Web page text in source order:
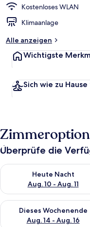
r
Kostenloses WLAN
Klimaanlage
Alle anzeigen
Wichtigste
Sich wie zu
Überprüfe die
Heute Nacht
Aug. 10 - Aug. 11
Überprüfe die
Dieses Wochenende
Aug. 14 - Aug. 16
Überprüfe die